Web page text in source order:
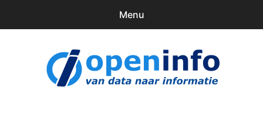
Menu
Downloads